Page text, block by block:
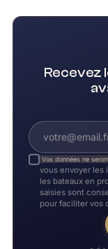
Recevez
Vos données ne
vous envoyer les
les bateaux en
saisies sont
pour faciliter vos